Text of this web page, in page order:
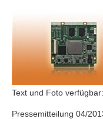
Text und Foto verfügbar:
Pressemitteilung 04/